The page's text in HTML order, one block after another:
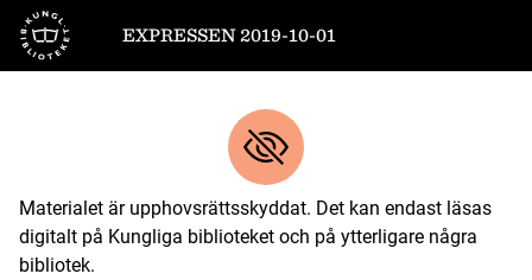
Till startsidan
EXPRESSEN 2019-10-01
Materialet är upphovsrättsskyddat. Det kan endast läsas
digitalt på Kungliga biblioteket och på ytterligare några
bibliotek.